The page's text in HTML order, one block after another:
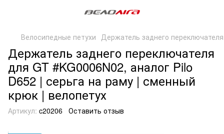
Велосипедные петухи Держатель заднего
Держатель заднего переключателя
для GT #KG0006N02, аналог Pilo
D652 | серьга на раму | сменный
крюк | велопетух
Артикул: c20206 Оставить отзыв